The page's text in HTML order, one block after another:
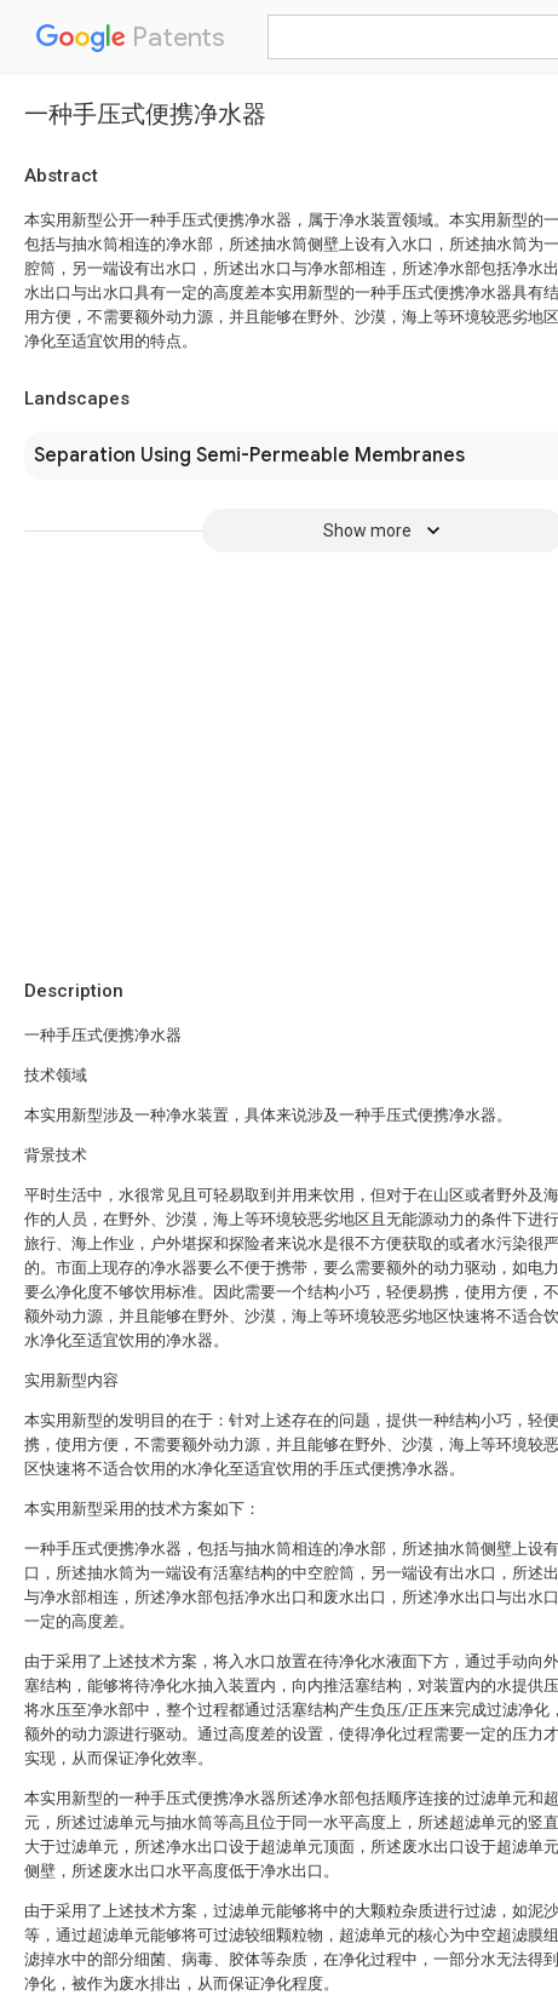
Patents
一种手压式便携净水器
Abstract
本实用新型公开一种手压式便携净水器，属于净水装置领域。本实用新型的
包括与抽水筒相连的净水部，所述抽水筒侧壁上设有入水口，所述抽水筒为
腔筒，另一端设有出水口，所述出水口与净水部相连，所述净水部包括净水
水出口与出水口具有一定的高度差本实用新型的一种手压式便携净水器具有
用方便，不需要额外动力源，并且能够在野外、沙漠，海上等环境较恶劣地
净化至适宜饮用的特点。
Landscapes
Separation Using Semi-Permeable Membranes
Show more
Description
一种手压式便携净水器
技术领域
本实用新型涉及一种净水装置，具体来说涉及一种手压式便携净水器。
背景技术
平时生活中，水很常见且可轻易取到并用来饮用，但对于在山区或者野外及
作的人员，在野外、沙漠，海上等环境较恶劣地区且无能源动力的条件下进
旅行、海上作业，户外堪探和探险者来说水是很不方便获取的或者水污染很
的。市面上现存的净水器要么不便于携带，要么需要额外的动力驱动，如电力
要么净化度不够饮用标准。因此需要一个结构小巧，轻便易携，使用方便，
额外动力源，并且能够在野外、沙漠，海上等环境较恶劣地区快速将不适合
水净化至适宜饮用的净水器。
实用新型内容
本实用新型的发明目的在于：针对上述存在的问题，提供一种结构小巧，轻
携，使用方便，不需要额外动力源，并且能够在野外、沙漠，海上等环境较
区快速将不适合饮用的水净化至适宜饮用的手压式便携净水器。
本实用新型采用的技术方案如下：
一种手压式便携净水器，包括与抽水筒相连的净水部，所述抽水筒侧壁上设
口，所述抽水筒为一端设有活塞结构的中空腔筒，另一端设有出水口，所述
与净水部相连，所述净水部包括净水出口和废水出口，所述净水出口与出水
一定的高度差。
由于采用了上述技术方案，将入水口放置在待净化水液面下方，通过手动向
塞结构，能够将待净化水抽入装置内，向内推活塞结构，对装置内的水提供压
将水压至净水部中，整个过程都通过活塞结构产生负压/正压来完成过滤净化
额外的动力源进行驱动。通过高度差的设置，使得净化过程需要一定的压力
实现，从而保证净化效率。
本实用新型的一种手压式便携净水器所述净水部包括顺序连接的过滤单元和
元，所述过滤单元与抽水筒等高且位于同一水平高度上，所述超滤单元的竖
大于过滤单元，所述净水出口设于超滤单元顶面，所述废水出口设于超滤单
侧壁，所述废水出口水平高度低于净水出口。
由于采用了上述技术方案，过滤单元能够将中的大颗粒杂质进行过滤，如泥
等，通过超滤单元能够将可过滤较细颗粒物，超滤单元的核心为中空超滤膜
滤掉水中的部分细菌、病毒、胶体等杂质，在净化过程中，一部分水无法得
净化，被作为废水排出，从而保证净化程度。